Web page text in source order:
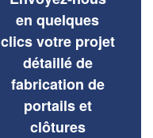
en quelques
clics votre projet
détaillé de
fabrication de
portails et
clôtures